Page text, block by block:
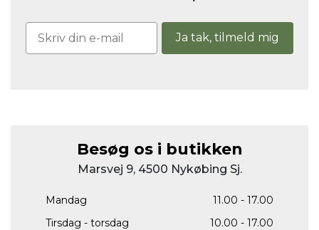
Ja tak, tilmeld mig
Besøg os i butikken
Marsvej 9, 4500 Nykøbing Sj.
Mandag
11.00 - 17.00
Tirsdag - torsdag
10.00 - 17.00